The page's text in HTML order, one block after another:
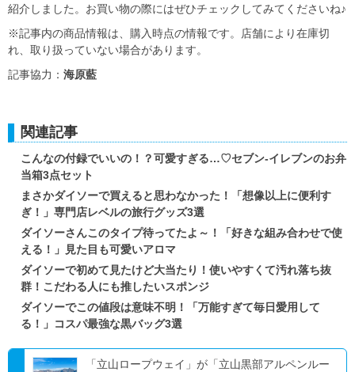
紹介しました。お買い物の際にはぜひチェックしてみてくださいね♪
※記事内の商品情報は、購入時点の情報です。店舗により在庫切
れ、取り扱っていない場合があります。
記事協力： 海原藍
関連記事
こんなの付録でいいの！？可愛すぎる…♡セブン‐イレブンのお弁
当箱3点セット
まさかダイソーで買えると思わなかった！「想像以上に便利す
ぎ！」専門店レベルの旅行グッズ3選
ダイソーさんこのタイプ待ってたよ～！「好きな組み合わせで使
える！」見た目も可愛いアロマ
ダイソーで初めて見たけど大当たり！使いやすくて汚れ落ち抜
群！こだわる人にも推したいスポンジ
ダイソーでこの値段は意味不明！「万能すぎて毎日愛用して
る！」コスパ最強な黒バッグ3選
「立山ロープウェイ」が「立山黒部アルペンルー